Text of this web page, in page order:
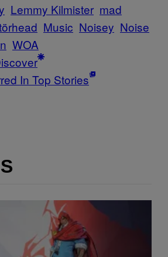
Lemmy Kilmister mad
Music Noisey Noise
WOA
In Top Stories